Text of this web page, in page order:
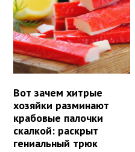
Вот зачем хитрые
хозяйки разминают
крабовые палочки
скалкой: раскрыт
гениальный трюк